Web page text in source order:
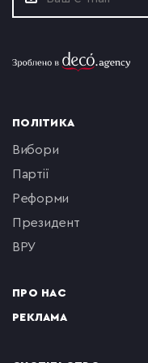
ПОЛІТИКА
вибори
партії
реформи
президент
ВРУ
ПРО НАС
РЕКЛАМА